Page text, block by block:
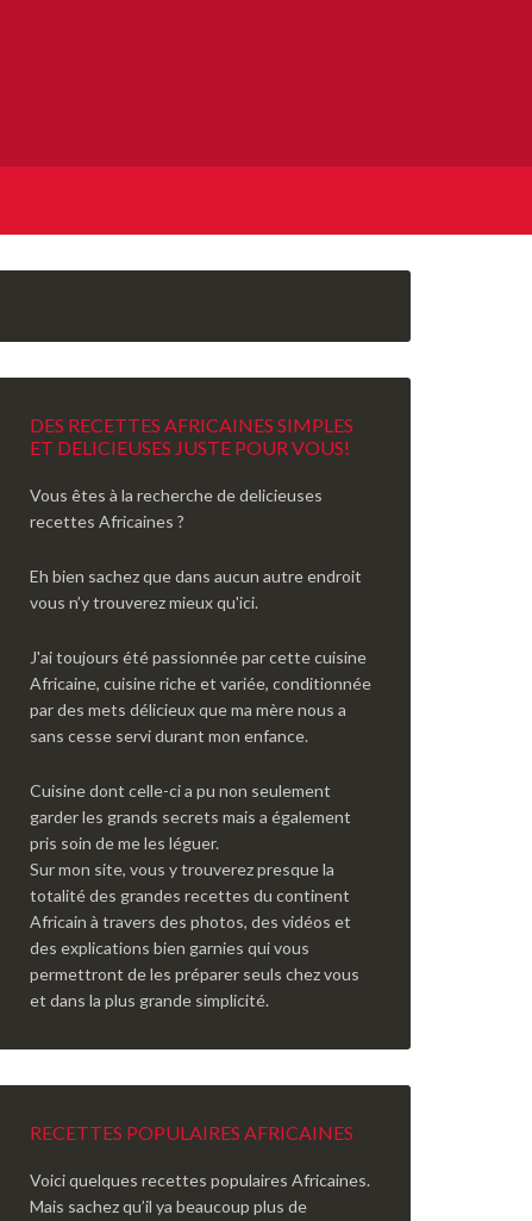
DES RECETTES AFRICAINES SIMPLES
ET DELICIEUSES JUSTE POUR VOUS!
Vous êtes à la recherche de delicieuses
recettes Africaines ?
Eh bien sachez que dans aucun autre endroit
vous n’y trouverez mieux qu'ici.
J'ai toujours été passionnée par cette cuisine
Africaine, cuisine riche et variée, conditionnée
par des mets délicieux que ma mère nous a
sans cesse servi durant mon enfance.
Cuisine dont celle-ci a pu non seulement
garder les grands secrets mais a également
pris soin de me les léguer.
Sur mon site, vous y trouverez presque la
totalité des grandes recettes du continent
Africain à travers des photos, des vidéos et
des explications bien garnies qui vous
permettront de les préparer seuls chez vous
et dans la plus grande simplicité.
RECETTES POPULAIRES AFRICAINES
Voici quelques recettes populaires Africaines.
Mais sachez qu’il ya beaucoup plus de